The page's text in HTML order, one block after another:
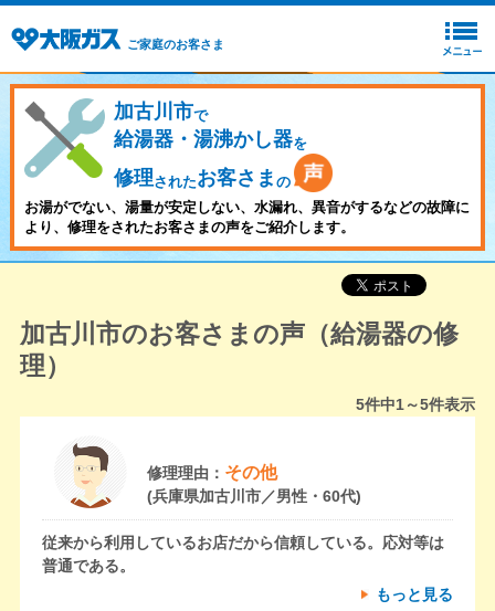
ご家庭のお客さま
加古川市で
給湯器・湯沸かし器を
修理されたお客さま の
お湯がでない、湯量が安定しない、水漏れ、異音がするなどの故障に
より、修理をされたお客さまの声をご紹介します。
加古川市のお客さまの声（給湯器の修
理）
5件中1～5件表示
修理理由： その他
(兵庫県加古川市／男性・60代)
従来から利用しているお店だから信頼している。応対等は
普通である。
もっと見る